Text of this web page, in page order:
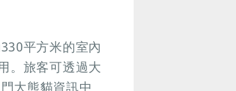
平方米的室內
。旅客可透過大
大熊貓資訊中